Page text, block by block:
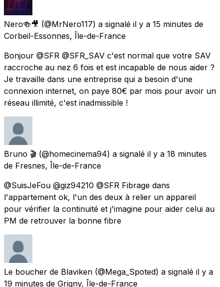
Nero🍻🎥 (@MrNero117) a signalé il y a 15 minutes de
Corbeil-Essonnes, Île-de-France
Bonjour @SFR @SFR_SAV c'est normal que votre SAV
raccroche au nez 6 fois et est incapable de nous aider ?
Je travaille dans une entreprise qui a besoin d'une
connexion internet, on paye 80€ par mois pour avoir un
réseau illimité, c'est inadmissible !
Bruno 🎬 (@homecinema94) a signalé il y a 18 minutes
de Fresnes, Île-de-France
@SuisJeFou @giz94210 @SFR Fibrage dans
l'appartement ok, l'un des deux à relier un appareil
pour vérifier la continuité et j'imagine pour aider celui au
PM de retrouver la bonne fibre
Le boucher de Blaviken (@Mega_Spoted) a signalé il y a
19 minutes de Grigny, Île-de-France